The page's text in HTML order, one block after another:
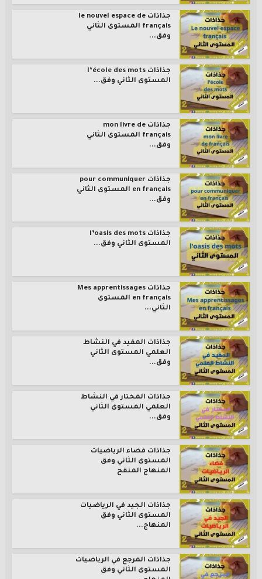
جذاذات le nouvel espace de
français المستوى الثاني
وفق...
جذاذات l’école des mots
المستوى الثاني وفق...
جذاذات mon livre de
français المستوى الثاني
وفق...
جذاذات pour communiquer
en français المستوى الثاني
وفق...
جذاذات l’oasis des mots
المستوى الثاني وفق...
جذاذات Mes apprentissages
en français المستوى
الثاني...
جذاذات المفيد في النشاط
العلمي المستوى الثاني
وفق...
جذاذات المختار في النشاط
العلمي المستوى الثاني
وفق...
جذاذات فضاء الرياضيات
المستوى الثاني وفق
المنهاج المنقح
جذاذات الجيد في الرياضيات
المستوى الثاني وفق
المنهاج...
جذاذات المرجع في الرياضيات
المستوى الثاني وفق